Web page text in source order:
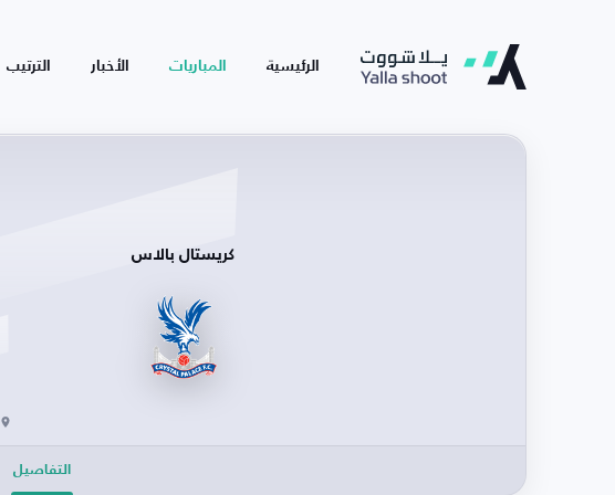
الرئيسية المباريات الأخبار الترتيب
كريستال بالاس
التفاصيل